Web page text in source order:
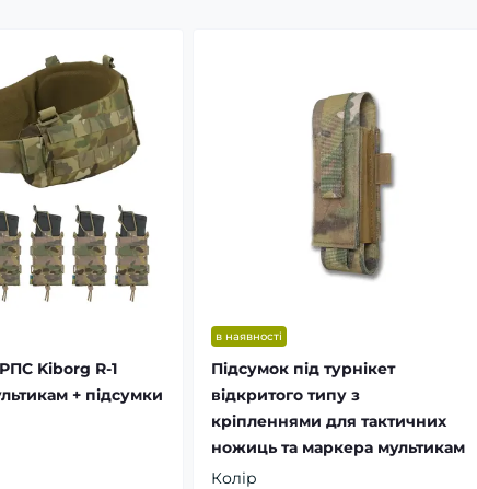
Kiborg R-1
+ підсумки
в наявності
Підсумок під турнікет
відкритого типу з
кріпленнями для тактичних
ножиць та маркера мультикам
Колір